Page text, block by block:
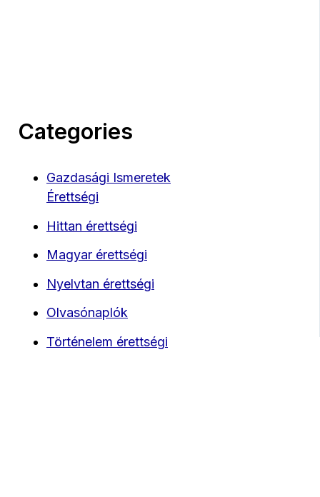
Categories
Gazdasági Ismeretek
Érettségi
Hittan érettségi
Magyar érettségi
Nyelvtan érettségi
Olvasónaplók
Történelem érettségi